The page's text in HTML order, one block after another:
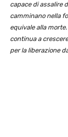
capace di assalire
camminano nella
equivale alla
continua a
per la liberazione